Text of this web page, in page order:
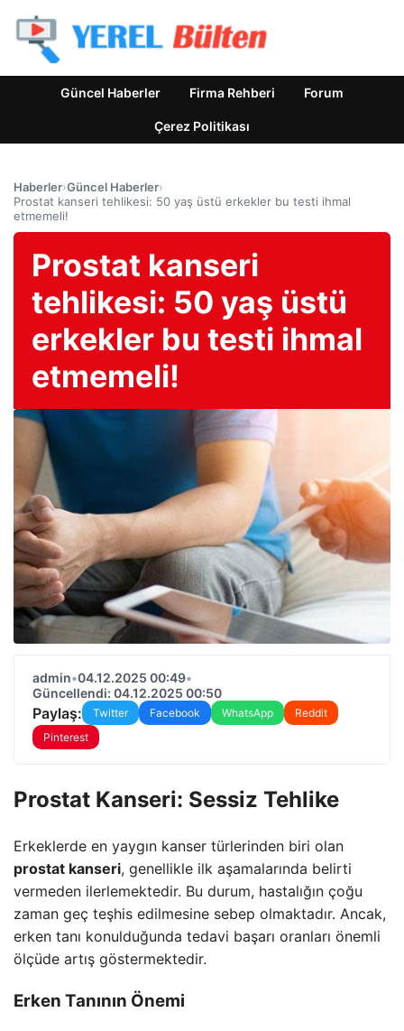
Güncel Haberler Firma Rehberi Forum
Çerez Politikası
Haberler›Güncel Haberler›
Prostat kanseri tehlikesi: 50 yaş üstü erkekler bu testi ihmal
etmemeli!
Prostat kanseri
tehlikesi: 50 yaş üstü
erkekler bu testi ihmal
etmemeli!
admin•04.12.2025 00:49•
Güncellendi: 04.12.2025 00:50
Paylaş: Twitter Facebook WhatsApp
Reddit
Pinterest
Prostat Kanseri: Sessiz Tehlike
Erkeklerde en yaygın kanser türlerinden biri olan
prostat kanseri, genellikle ilk aşamalarında belirti
vermeden ilerlemektedir. Bu durum, hastalığın çoğu
zaman geç teşhis edilmesine sebep olmaktadır. Ancak,
erken tanı konulduğunda tedavi başarı oranları önemli
ölçüde artış göstermektedir.
Erken Tanının Önemi